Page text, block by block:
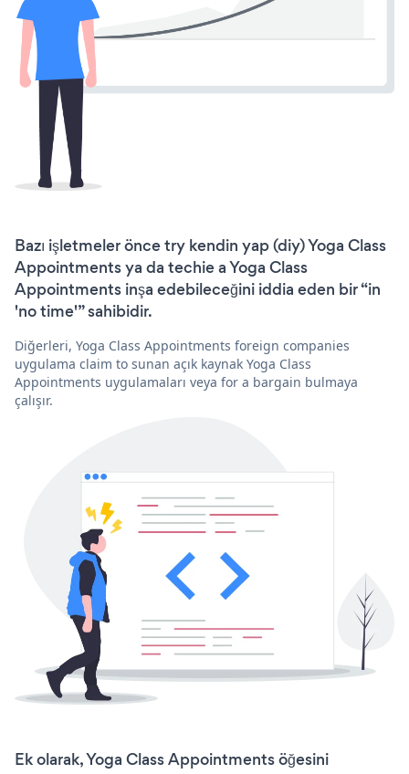
Bazı işletmeler önce try kendin yap (diy) Yoga Class
Appointments ya da techie a Yoga Class
Appointments inşa edebileceğini iddia eden bir “in
'no time'” sahibidir.
Diğerleri, Yoga Class Appointments foreign companies
uygulama claim to sunan açık kaynak Yoga Class
Appointments uygulamaları veya for a bargain bulmaya
çalışır.
Ek olarak, Yoga Class Appointments öğesini